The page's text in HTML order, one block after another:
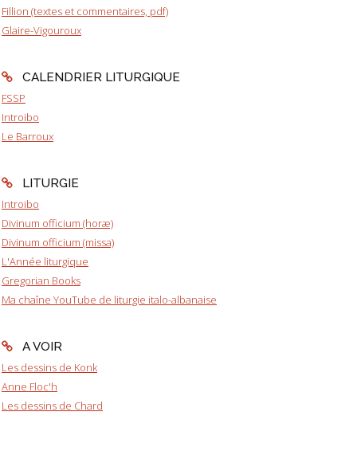
Fillion (textes et commentaires, pdf)
Glaire-Vigouroux
CALENDRIER LITURGIQUE
FSSP
Introibo
Le Barroux
LITURGIE
Introibo
Divinum officium (horæ)
Divinum officium (missa)
L'Année liturgique
Gregorian Books
Ma chaîne YouTube de liturgie italo-albanaise
A VOIR
Les dessins de Konk
Anne Floc'h
Les dessins de Chard